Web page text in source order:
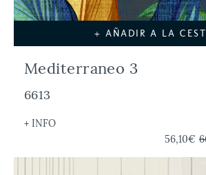
+ AÑADIR A LA
Mediterraneo 3
6613
+ INFO
56,10€